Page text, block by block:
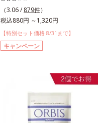
（3.06 / 879件）
税込880円 ～1,320円
【特別セット価格 8/31まで】
キャンペーン